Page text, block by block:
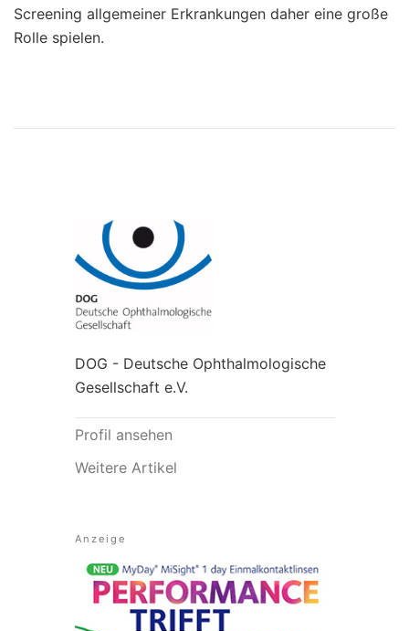
Screening allgemeiner Erkrankungen daher eine große
Rolle spielen.
DOG - Deutsche Ophthalmologische
Gesellschaft e.V.
Profil ansehen
Weitere Artikel